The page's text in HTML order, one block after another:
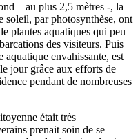
– au plus 2,5 mètres -, la
soleil, par photosynthèse, ont
plantes aquatiques qui peu
des visiteurs. Puis
aquatique envahissante, est
jour grâce aux efforts de
pendant de nombreuses
était très
prenait soin de se